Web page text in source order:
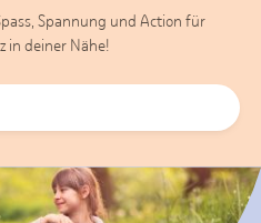
Spannung und Action für
in deiner Nähe!